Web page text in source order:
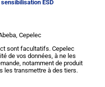
sensibilisation ESD
Cepelec
sont facultatifs. Cepelec
de vos données, à ne les
notamment de produit
les transmettre à des tiers.